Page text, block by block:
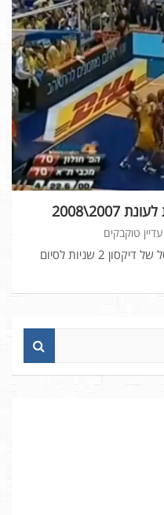
עדיין טוקבקים
צפו ברגע השיא של הספורט בעיר, סל של דיקסון 2 שניות לסיום